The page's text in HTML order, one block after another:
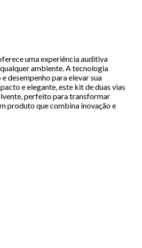
uma experiência auditiva
ambiente. A tecnologia
desempenho para elevar sua
e elegante, este kit de duas vias
perfeito para transformar
produto que combina inovação e